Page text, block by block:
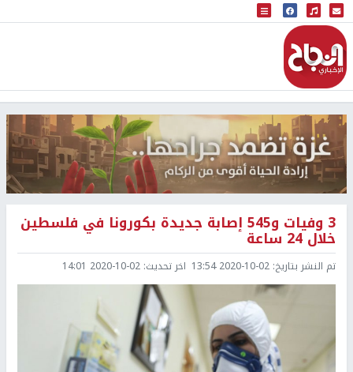
البث المباشر
إذاعة النجاح
3 وفيات و545 إصابة جديدة بكورونا في فلسطين
خلال 24 ساعة
تم النشر بتاريخ: 2020-10-02 13:54 اخر تحديث: 2020-10-02 14:01